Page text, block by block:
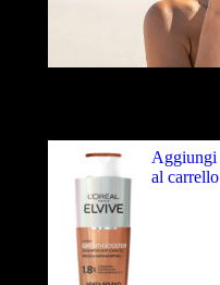
Aggiungi
al carrello